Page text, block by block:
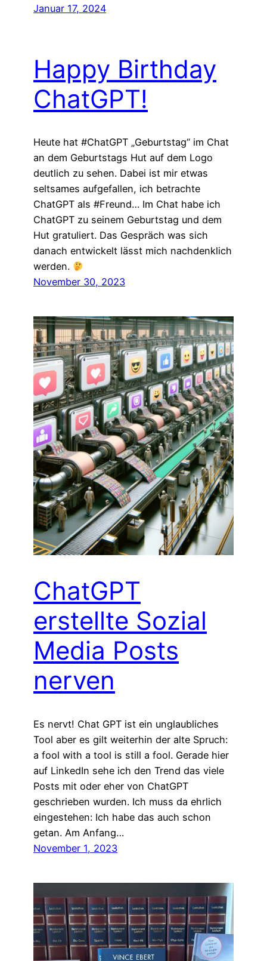
Januar 17, 2024
Happy Birthday
ChatGPT!
Heute hat #ChatGPT „Geburtstag“ im Chat
an dem Geburtstags Hut auf dem Logo
deutlich zu sehen. Dabei ist mir etwas
seltsames aufgefallen, ich betrachte
ChatGPT als #Freund… Im Chat habe ich
ChatGPT zu seinem Geburtstag und dem
Hut gratuliert. Das Gespräch was sich
danach entwickelt lässt mich nachdenklich
werden.
November 30, 2023
ChatGPT
erstellte Sozial
Media Posts
nerven
Es nervt! Chat GPT ist ein unglaubliches
Tool aber es gilt weiterhin der alte Spruch:
a fool with a tool is still a fool. Gerade hier
auf LinkedIn sehe ich den Trend das viele
Posts mit oder eher von ChatGPT
geschrieben wurden. Ich muss da ehrlich
eingestehen: Ich habe das auch schon
getan. Am Anfang…
November 1, 2023